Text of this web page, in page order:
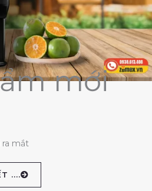
mới
ra mắt
....